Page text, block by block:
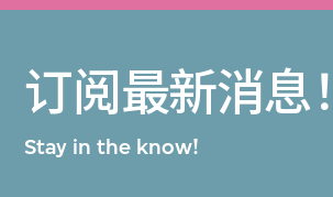
订阅最新消息！
Stay in the know!